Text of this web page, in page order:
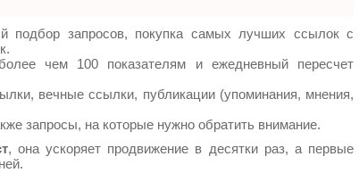
подбор запросов, покупка самых лучших ссылок с
чем 100 показателям и ежедневный пересчет
вечные ссылки, публикации (упоминания, мнения,
запросы, на которые нужно обратить внимание.
, она ускоряет продвижение в десятки раз, а первые